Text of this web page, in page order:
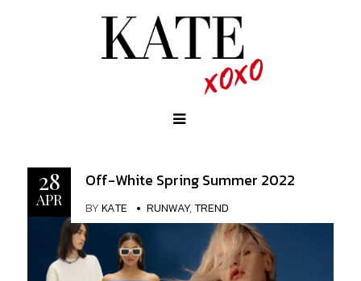
28
APR
Off-White Spring Summer 2022
BYKATE RUNWAY,TREND